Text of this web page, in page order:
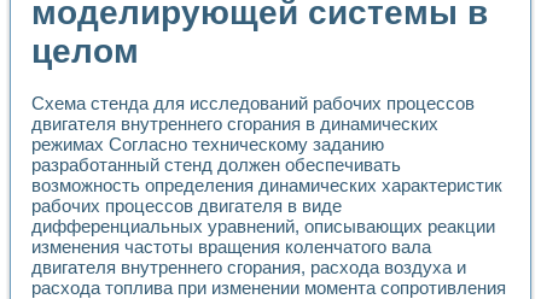
Система управления асинхронным тиристорным
Лазерный профилометр
Разработка автоматизированного стенда для
Автоматизированный стенд рентгеновской диагностики
Высокочувствительные оптоэлектронные
Установка для измерения диэлектрических свойств
Исследование кинетики зарождения и развития
Лабораторный электрический импедансный томограф на
Микрозондовая система для характеризации
Метод траекторий в исследовании
Промышленная автоматизация
моделирующей системы в
целом
Схема стенда для исследований рабочих процессов
двигателя внутреннего сгорания в динамических
режимах Согласно техническому заданию
разработанный стенд должен обеспечивать
возможность определения динамических характеристик
рабочих процессов двигателя в виде
дифференциальных уравнений, описывающих реакции
изменения частоты вращения коленчатого вала
двигателя внутреннего сгорания, расхода воздуха и
расхода топлива при изменении момента сопротивления